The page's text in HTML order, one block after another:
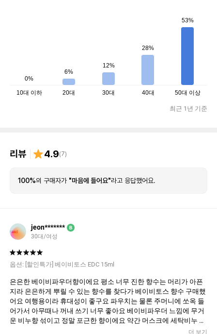
0%
6%
12%
28%
53%
10대 이하 20대 30대 40대 50대 이상
최근 1년 기준
리뷰 4.9(7)
100%의 구매자가 "마음에 들어요"라고 응답했어요.
jeon******* B
30대/여성
옵션: [할인특가] 베이비토스 EDC 15ml
은은한 베이비파우더향이에요 평소 너무 진한 향수는 머리가 아픈
지라 은은하게 뿌릴 수 있는 향수를 찾다가 베이비토스 향수 구매했
어요 여행용이라 휴대성이 좋구요 파우치는 물론 주머니에 쏘옥 들
어가서 아무때나 꺼내 쓰기 너무 좋아요 베이비파우더 느낌에 무거
운 비누향 섞이고 정말 포근한 향이에요 약간 머스크에 세탁비누 냄
더 보기